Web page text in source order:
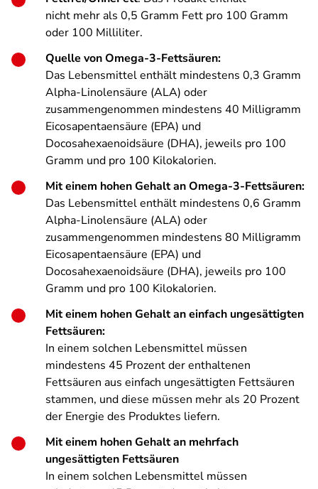
nicht mehr als 0,5 Gramm Fett pro 100 Gramm
oder 100 Milliliter.
Quelle von Omega-3-Fettsäuren:
Das Lebensmittel enthält mindestens 0,3 Gramm
Alpha-Linolensäure (ALA) oder
zusammengenommen mindestens 40 Milligramm
Eicosapentaensäure (EPA) und
Docosahexaenoidsäure (DHA), jeweils pro 100
Gramm und pro 100 Kilokalorien.
Mit einem hohen Gehalt an Omega-3-Fettsäuren:
Das Lebensmittel enthält mindestens 0,6 Gramm
Alpha-Linolensäure (ALA) oder
zusammengenommen mindestens 80 Milligramm
Eicosapentaensäure (EPA) und
Docosahexaenoidsäure (DHA), jeweils pro 100
Gramm und pro 100 Kilokalorien.
Mit einem hohen Gehalt an einfach ungesättigten
Fettsäuren:
In einem solchen Lebensmittel müssen
mindestens 45 Prozent der enthaltenen
Fettsäuren aus einfach ungesättigten Fettsäuren
stammen, und diese müssen mehr als 20 Prozent
der Energie des Produktes liefern.
Mit einem hohen Gehalt an mehrfach
ungesättigten Fettsäuren
In einem solchen Lebensmittel müssen